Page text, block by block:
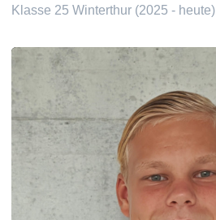
Klasse 25 Winterthur (2025 - heute)